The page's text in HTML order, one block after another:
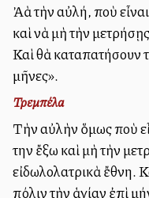
Ἀλλὰ τὴν αὐλή, ποὺ
καὶ νὰ μὴ τὴν
Καὶ θὰ καταπατήσουν
μῆνες».
Τρεμπέλα
Τὴν αὐλὴν ὅμως ποὺ
την ἔξω καὶ μὴ τὴν
εἰδωλολατρικὰ ἔθνη.
πόλιν τὴν ἁγίαν ἐπὶ